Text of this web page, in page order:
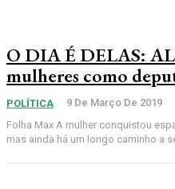
O DIA É DELAS:
mulheres como
POLÍTICA
9 De Março De 2019
Folha Max A mulher conquistou
mas ainda há um longo caminho a